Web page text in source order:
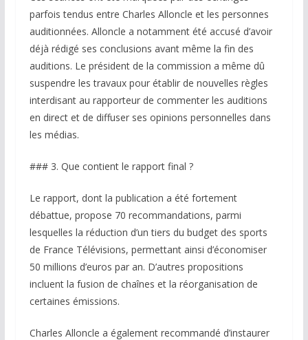
parfois tendus entre Charles Alloncle et les personnes
auditionnées. Alloncle a notamment été accusé d’avoir
déjà rédigé ses conclusions avant même la fin des
auditions. Le président de la commission a même dû
suspendre les travaux pour établir de nouvelles règles
interdisant au rapporteur de commenter les auditions
en direct et de diffuser ses opinions personnelles dans
les médias.
### 3. Que contient le rapport final ?
Le rapport, dont la publication a été fortement
débattue, propose 70 recommandations, parmi
lesquelles la réduction d’un tiers du budget des sports
de France Télévisions, permettant ainsi d’économiser
50 millions d’euros par an. D’autres propositions
incluent la fusion de chaînes et la réorganisation de
certaines émissions.
Charles Alloncle a également recommandé d’instaurer